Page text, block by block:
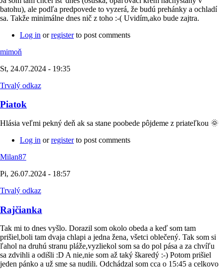
batohu), ale podľa predpovede to vyzerá, že budú prehánky a ochladí
sa. Takže minimálne dnes nič z toho :-( Uvidím,ako bude zajtra.
Log in orregisterto post comments
mimoň
St, 24.07.2024 - 19:35
Trvalý odkaz
Piatok
Hlásia veľmi pekný deň ak sa stane poobede pôjdeme z priateľkou 🌞
Log in orregisterto post comments
Milan87
Pi, 26.07.2024 - 18:57
Trvalý odkaz
Rajčianka
Tak mi to dnes vyšlo. Dorazil som okolo obeda a keď som tam
prišiel,boli tam dvaja chlapi a jedna žena, všetci oblečený. Tak som si
ľahol na druhú stranu pláže,vyzliekol som sa do pol pása a za chvíľu
sa zdvihli a odišli :D A nie,nie som až taký škaredý :-) Potom prišiel
jeden pánko a už sme sa nudili. Odchádzal som cca o 15:45 a celkovo